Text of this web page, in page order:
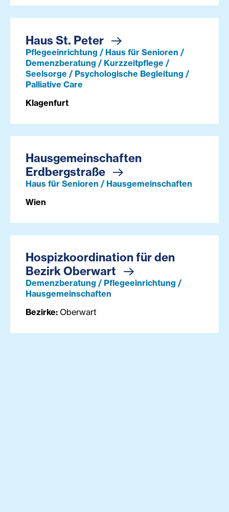
Haus St. Peter
Pflegeeinrichtung / Haus für Senioren /
Demenzberatung / Kurzzeitpflege /
Seelsorge / Psychologische Begleitung /
Palliative Care
Klagenfurt
Hausgemeinschaften
Erdbergstraße
Haus für Senioren / Hausgemeinschaften
Wien
Hospizkoordination für den
Bezirk Oberwart
Demenzberatung / Pflegeeinrichtung /
Hausgemeinschaften
Bezirke: Oberwart